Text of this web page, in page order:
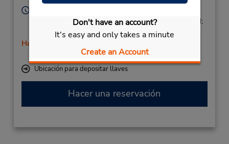
Don't have an account?
It's easy and only takes a minute
Create an Account
Mon - Fri 9:00 AM - 1:00 PM and 4:00 PM - 5:45 PM;
Sat 9:00 AM - 12:45 PM
Holiday Hours
Free pickup service available
Ubicación para depositar llaves
Hacer una reservación